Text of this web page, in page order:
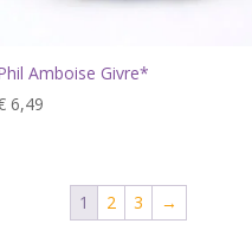
Amboise Givre*
6,49
1 2 3 →